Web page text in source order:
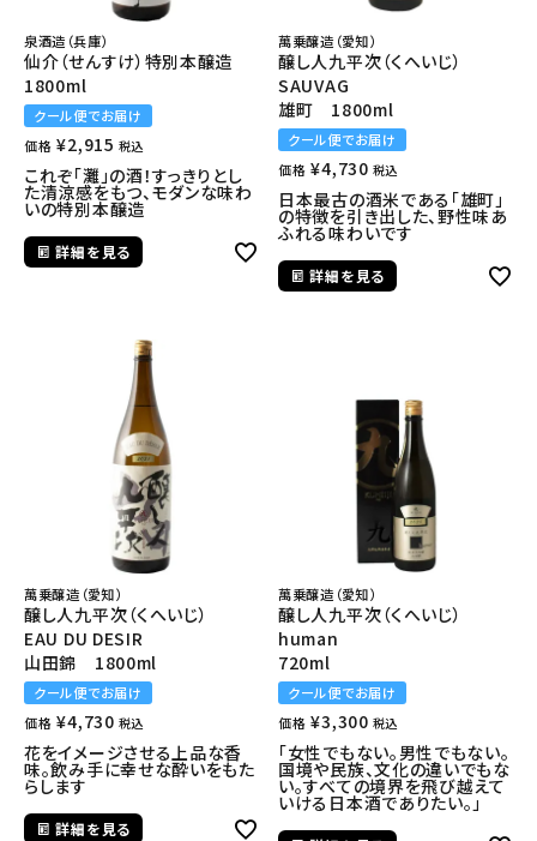
泉酒造（兵庫）
仙介（せんすけ）特別本醸造
1800ml
クール便でお届け
価格 ¥2,915 税込
これぞ「灘」の酒！すっきりとし
た清涼感をもつ、モダンな味わ
いの特別本醸造
詳細を見る
萬乗醸造（愛知）
醸し人九平次（くへいじ）
SAUVAG
雄町 1800ml
クール便でお届け
価格 ¥4,730 税込
日本最古の酒米である「雄町」
の特徴を引き出した、野性味あ
ふれる味わいです
詳細を見る
萬乗醸造（愛知）
醸し人九平次（くへいじ）
EAU DU DESIR
山田錦 1800ml
クール便でお届け
価格 ¥4,730 税込
花をイメージさせる上品な香
味。飲み手に幸せな酔いをもた
らします
詳細を見る
萬乗醸造（愛知）
醸し人九平次（くへいじ）
human
720ml
クール便でお届け
価格 ¥3,300 税込
「女性でもない。男性でもない。
国境や民族、文化の違いでもな
い。すべての境界を飛び越えて
いける日本酒でありたい。」